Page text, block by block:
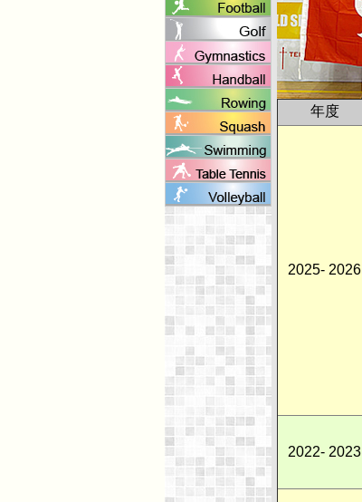
年度
2025- 2026
2022- 2023